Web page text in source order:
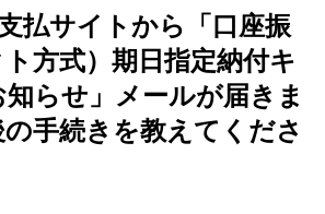
払サイトから「口座振
方式）期日指定納付キ
らせ」メールが届きま
手続きを教えてくださ